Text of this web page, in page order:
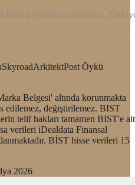
Zeytinburnu/İstanbul,
SkyroadArkitektPost Öykü
Belgesi' altında korunmakta
edilemez, değiştirilemez. BIST
telif hakları tamamen BIST'e ait
verileri iDealdata Finansal
BİST hisse verileri 15
2026